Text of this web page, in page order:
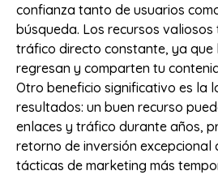
confianza tanto de usuarios
búsqueda. Los recursos valiosos
tráfico directo constante, ya que
regresan y comparten tu
Otro beneficio significativo es la
resultados: un buen recurso
enlaces y tráfico durante años,
retorno de inversión
tácticas de marketing más